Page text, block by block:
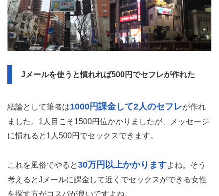
Jメールを使うと慣れれば500円でセフレが作れた
結論として筆者は1000円課金して2人のセフレが作れ
ました。1人目こそ1500円位かかりましたが、メッセージ
に慣れると1人500円でセックスできます。
これを風俗でやると30万円以上かかりますよね。そう
考えるとJメールに課金して近くでセックスができる女性
を探す方がコスパが良いですよね。